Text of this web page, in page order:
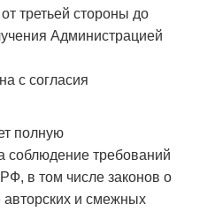
третьей стороны до
Администрацией
с согласия
полную
соблюдение требований
в том числе законов о
и смежных